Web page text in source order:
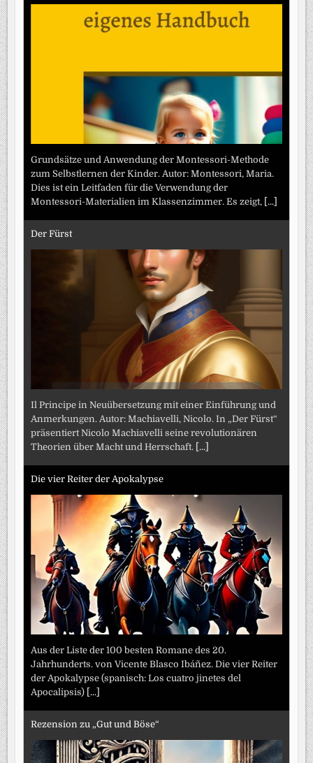
Grundsätze und Anwendung der Montessori-Methode
zum Selbstlernen der Kinder. Autor: Montessori, Maria.
Dies ist ein Leitfaden für die Verwendung der
Montessori-Materialien im Klassenzimmer. Es zeigt, [...]
Der Fürst
Il Principe in Neuübersetzung mit einer Einführung und
Anmerkungen. Autor: Machiavelli, Nicolo. In „Der Fürst“
präsentiert Nicolo Machiavelli seine revolutionären
Theorien über Macht und Herrschaft. [...]
Die vier Reiter der Apokalypse
Aus der Liste der 100 besten Romane des 20.
Jahrhunderts. von Vicente Blasco Ibáñez. Die vier Reiter
der Apokalypse (spanisch: Los cuatro jinetes del
Apocalipsis) [...]
Rezension zu „Gut und Böse“